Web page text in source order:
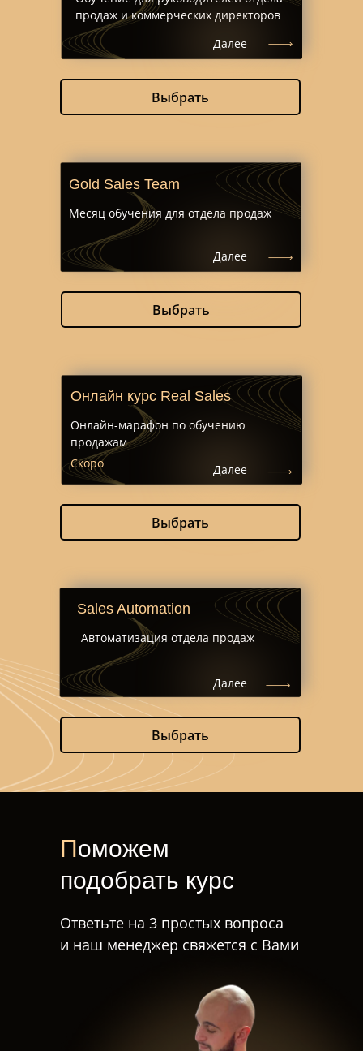
Далее
Далее
Далее
Далее
продаж и коммерческих директоров
Gold Sales Team
Месяц обучения для отдела продаж
Онлайн курс Real Sales
Онлайн-марафон по обучению
продажам
Скоро
Sales Automation
Автоматизация отдела продаж
Выбрать
Выбрать
Выбрать
Выбрать
Поможем
подобрать курс
Ответьте на 3 простых вопроса
и наш менеджер свяжется с Вами